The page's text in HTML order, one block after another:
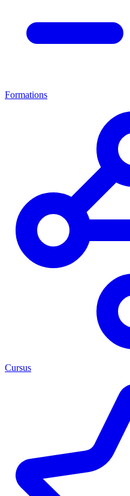
Formations
Cursus